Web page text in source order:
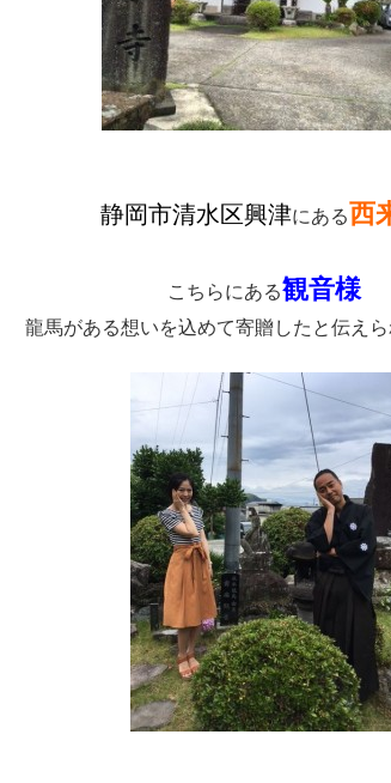
静岡市清水区興津にある西
こちらにある観音様
龍馬がある想いを込めて寄贈したと伝えら